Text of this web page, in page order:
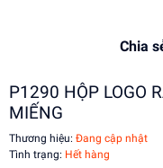
Chia
P1290 HỘP LOGO
MIẾNG
Thương hiệu: Đang cập nhật
Tình trạng: Hết hàng